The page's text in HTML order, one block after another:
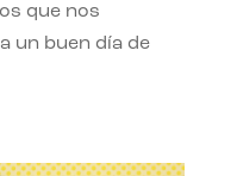
que nos
un buen día de